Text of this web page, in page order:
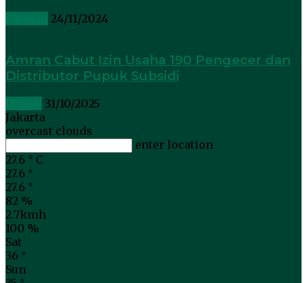
24/11/2024
Amran Cabut Izin Usaha 190 Pengecer dan
Distributor Pupuk Subsidi
31/10/2025
Jakarta
overcast clouds
enter location
27.6 ° C
27.6 °
27.6 °
82 %
2.7kmh
100 %
Sat
36 °
Sun